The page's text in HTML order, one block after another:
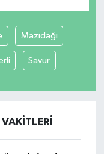
Mazıdağı
Savur